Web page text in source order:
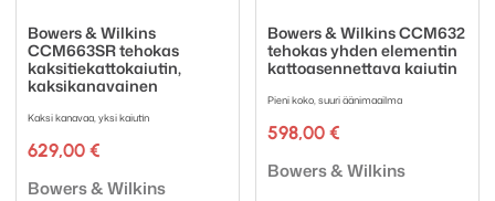
Bowers & Wilkins
CCM663SR tehokas
kaksitiekattokaiutin,
kaksikanavainen
Kaksi kanavaa, yksi kaiutin
629,00 €
Tuotemerkki:
Bowers & Wilkins
Bowers & Wilkins CCM632
tehokas yhden elementin
kattoasennettava kaiutin
Pieni koko, suuri äänimaailma
598,00 €
Tuotemerkki:
Bowers & Wilkins